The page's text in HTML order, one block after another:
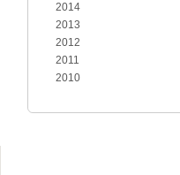
2014
2013
2012
2011
2010